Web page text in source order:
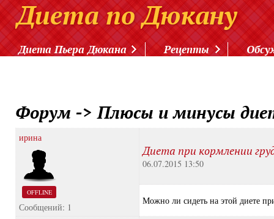
Диета Пьера Дюкана Рецепты
Форум ->Плюсы и минусы
ирина
OFFLINE
Сообщений: 1
Диета при кормлении
06.07.2015 13:50
Можно ли сидеть на этой диете